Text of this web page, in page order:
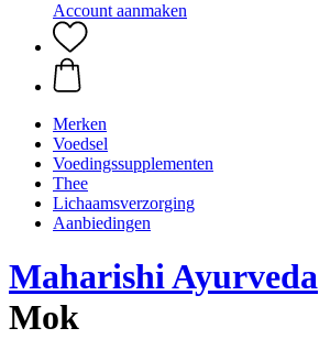
Account aanmaken
Merken
Voedsel
Voedingssupplementen
Thee
Lichaamsverzorging
Aanbiedingen
Maharishi Ayurveda
Mok